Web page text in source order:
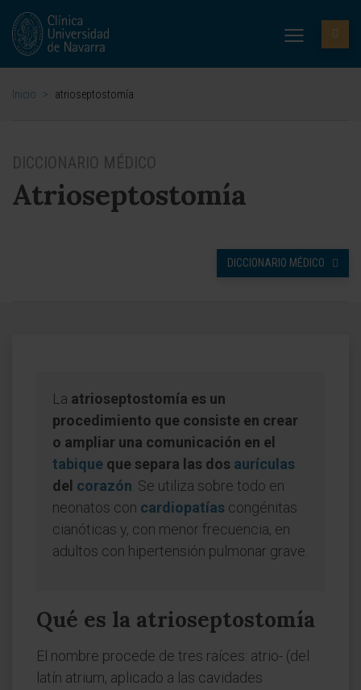
Inicio > atrioseptostomía
DICCIONARIO MÉDICO
Atrioseptostomía
DICCIONARIO MÉDICO
La atrioseptostomía es un
procedimiento que consiste en crear
o ampliar una comunicación en el
tabique que separa las dos aurículas
del corazón . Se utiliza sobre todo en
neonatos con cardiopatías congénitas
cianóticas y, con menor frecuencia, en
adultos con hipertensión pulmonar grave.
Qué es la atrioseptostomía
El nombre procede de tres raíces: atrio- (del
latín atrium, aplicado a las cavidades